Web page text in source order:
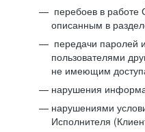
перебоев в
описанным в
передачи паролей
пользователями
не имеющим
нарушения
нарушениями
Исполнителя